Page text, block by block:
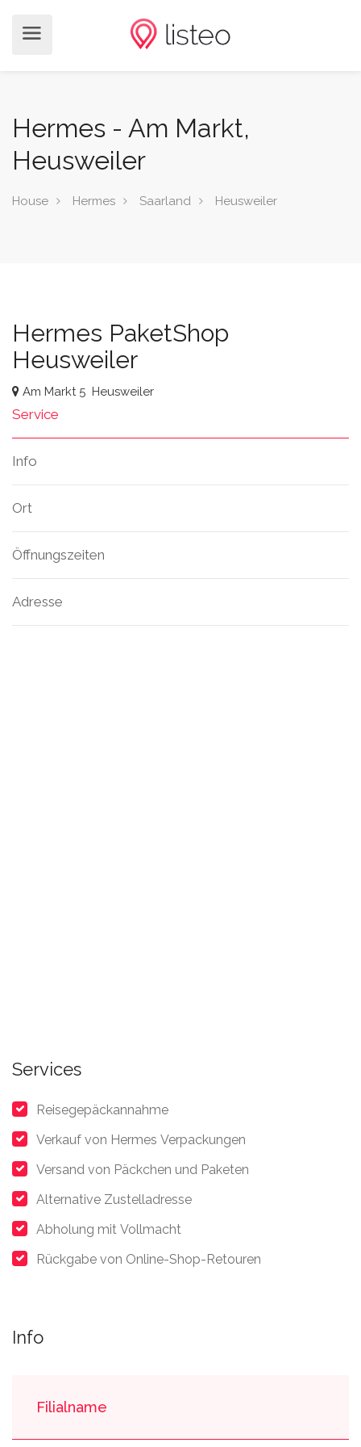
Hermes - Am Markt,
Heusweiler
House Hermes Saarland Heusweiler
Hermes PaketShop
Heusweiler
Am Markt 5 Heusweiler
Service
Info
Ort
Öffnungszeiten
Adresse
Services
Reisegepäckannahme
Verkauf von Hermes Verpackungen
Versand von Päckchen und Paketen
Alternative Zustelladresse
Abholung mit Vollmacht
Rückgabe von Online-Shop-Retouren
Info
Filialname